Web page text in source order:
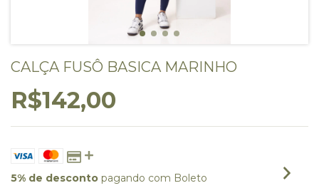
CALÇA FUSÔ BASICA MARINHO
R$142,00
5% de desconto pagando com Boleto